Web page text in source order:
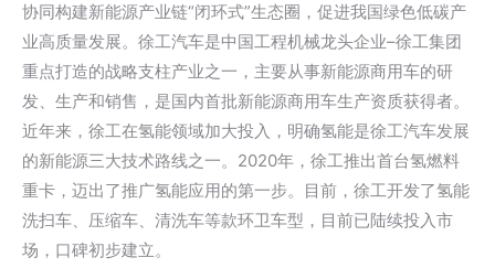
协同构建新能源产业链“闭环式”生态圈，促进我国绿色低碳产
业高质量发展。徐工汽车是中国工程机械龙头企业–徐工集团
重点打造的战略支柱产业之一，主要从事新能源商用车的研
发、生产和销售，是国内首批新能源商用车生产资质获得者。
近年来，徐工在氢能领域加大投入，明确氢能是徐工汽车发展
的新能源三大技术路线之一。2020年，徐工推出首台氢燃料
重卡，迈出了推广氢能应用的第一步。目前，徐工开发了氢能
洗扫车、压缩车、清洗车等款环卫车型，目前已陆续投入市
场，口碑初步建立。